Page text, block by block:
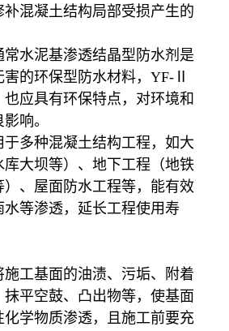
混凝土结构局部受损产生的
常水泥基渗透结晶型防水剂是
的环保型防水材料，YF-Ⅱ
应具有环保特点，对环境和
响。
于多种混凝土结构工程，如大
库大坝等）、地下工程（地铁
）、屋面防水工程等，能有效
水等渗透，延长工程使用寿
施工基面的油渍、污垢、附着
平空鼓、凸出物等，使基面
化学物质渗透，且施工前要充